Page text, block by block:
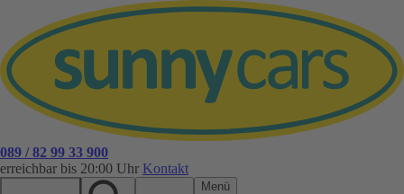
089 / 82 99 33 900
erreichbar bis 20:00 Uhr Kontakt
Menü